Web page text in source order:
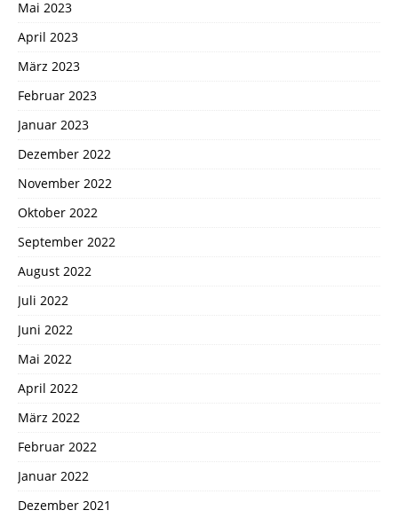
Mai 2023
April 2023
März 2023
Februar 2023
Januar 2023
Dezember 2022
November 2022
Oktober 2022
September 2022
August 2022
Juli 2022
Juni 2022
Mai 2022
April 2022
März 2022
Februar 2022
Januar 2022
Dezember 2021